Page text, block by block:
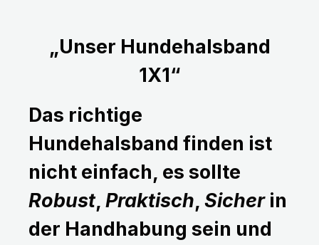
„Unser Hundehalsband
1X1“
Das richtige
Hundehalsband finden ist
nicht einfach, es sollte
Robust, Praktisch, Sicherin
der Handhabung sein und